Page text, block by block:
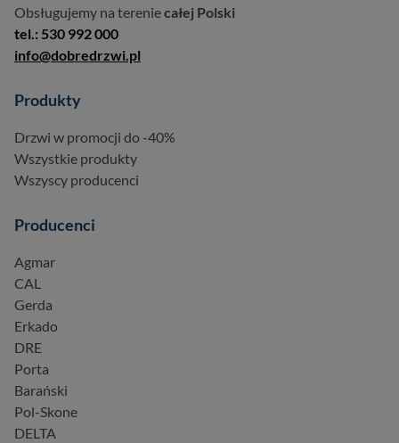
Obsługujemy na tereniecałej Polski
tel.: 530 992 000
info@dobredrzwi.pl
Produkty
Drzwi w promocji do -40%
Wszystkie produkty
Wszyscy producenci
Producenci
Agmar
CAL
Gerda
Erkado
DRE
Porta
Barański
Pol-Skone
DELTA